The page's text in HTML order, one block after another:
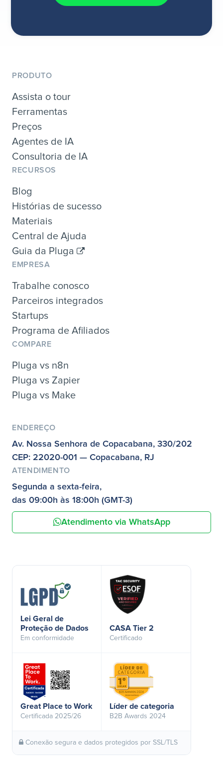
PRODUTO
Assista o tour
Ferramentas
Preços
Agentes de IA
Consultoria de IA
RECURSOS
Blog
Histórias de sucesso
Materiais
Central de Ajuda
Guia da Pluga
EMPRESA
Trabalhe conosco
Parceiros integrados
Startups
Programa de Afiliados
COMPARE
Pluga vs n8n
Pluga vs Zapier
Pluga vs Make
ENDEREÇO
Av. Nossa Senhora de Copacabana, 330/202
CEP: 22020-001 — Copacabana, RJ
ATENDIMENTO
Segunda a sexta-feira,
das 09:00h às 18:00h (GMT-3)
Atendimento via WhatsApp
Lei Geral de
Proteção de Dados
Em conformidade
CASA Tier 2
Certificado
Great Place to Work
Certificada 2025/26
Líder de categoria
B2B Awards 2024
Conexão segura e dados protegidos por SSL/TLS